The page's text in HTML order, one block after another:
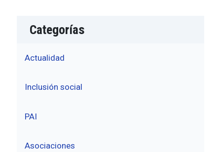
Categorías
Actualidad
Inclusión social
PAI
Asociaciones